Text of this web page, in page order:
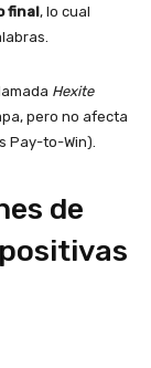
final, lo cual
Hexite
pero no afecta
Pay-to-Win).
de